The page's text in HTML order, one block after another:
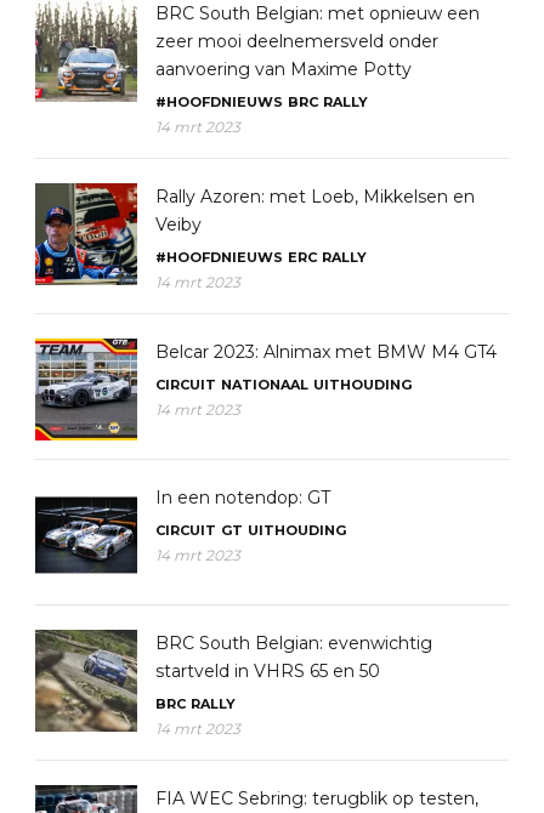
BRC South Belgian: met opnieuw een
zeer mooi deelnemersveld onder
aanvoering van Maxime Potty
#HOOFDNIEUWS BRC RALLY
14 mrt 2023
Rally Azoren: met Loeb, Mikkelsen en
Veiby
#HOOFDNIEUWS ERC RALLY
14 mrt 2023
Belcar 2023: Alnimax met BMW M4 GT4
CIRCUIT NATIONAAL UITHOUDING
14 mrt 2023
In een notendop: GT
CIRCUIT GT UITHOUDING
14 mrt 2023
BRC South Belgian: evenwichtig
startveld in VHRS 65 en 50
BRC RALLY
14 mrt 2023
FIA WEC Sebring: terugblik op testen,